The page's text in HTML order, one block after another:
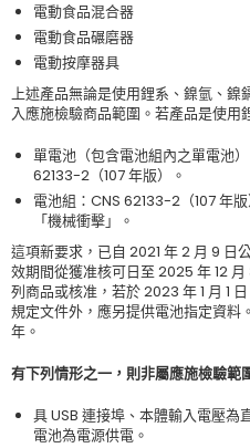
電動食品混合器
電動食品碾磨器
電動按摩器具
上述產品無論是使用鋰系、鎳氫、鎳
入應施檢驗商品範圍。若產品是使用
單電池（包含電池組內之單電池
62133-2（107 年版）。
電池組：CNS 62133-2（107 年
「機械衝擊」。
這項新要求，已自 2021 年 2 月 9 日
效期間從獲准核可日至 2025 年 12
列商品或核准，若於 2023 年 1 月 1
規定文件外，應另提供電池指定資料
年。
有下列情形之一，則非屬應施檢驗範
具 USB 連接埠、本體輸入電壓
電池為電源供電。